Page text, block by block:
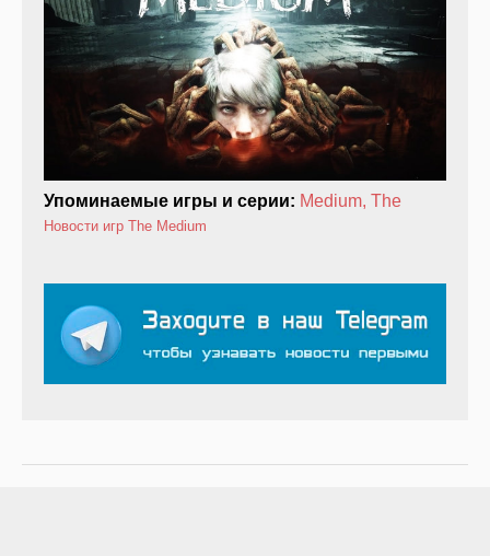
Упоминаемые игры и серии: Medium, The
Новости игр The Medium